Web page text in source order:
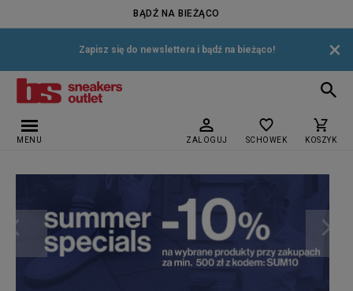
BĄDŹ NA BIEŻĄCO
Zapisz się do newslettera i bądź na bieżąco! ×
MENU ZALOGUJ SCHOWEK KOSZYK